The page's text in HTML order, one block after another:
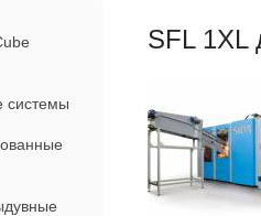
системы
SFL 1XL